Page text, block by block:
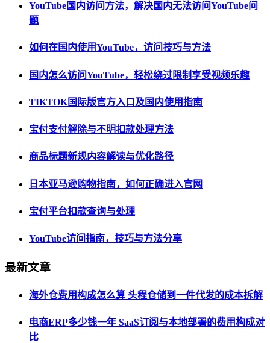
YouTube国内访问方法，解决国内无法访问YouTube问
题
如何在国内使用YouTube，访问技巧与方法
国内怎么访问YouTube，轻松绕过限制享受视频乐趣
TIKTOK国际版官方入口及国内使用指南
宝付支付解除与不明扣款处理方法
商品标题新规内容解读与优化路径
日本亚马逊购物指南，如何正确进入官网
宝付平台扣款查询与处理
YouTube访问指南，技巧与方法分享
最新文章
海外仓费用构成怎么算 头程仓储到一件代发的成本拆解
电商ERP多少钱一年 SaaS订阅与本地部署的费用构成对
比